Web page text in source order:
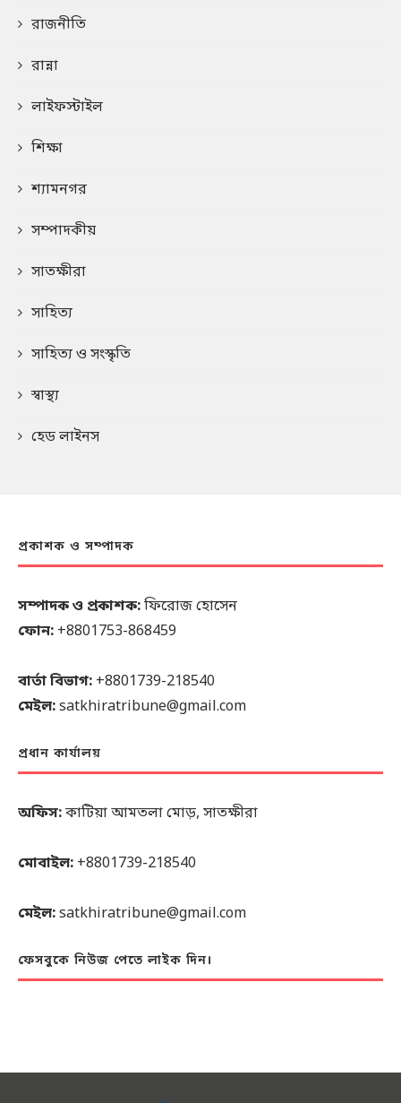
রাজনীতি
রান্না
লাইফস্টাইল
শিক্ষা
শ্যামনগর
সম্পাদকীয়
সাতক্ষীরা
সাহিত্য
সাহিত্য ও সংস্কৃতি
স্বাস্থ্য
হেড লাইনস
প্রকাশক ও সম্পাদক
সম্পাদক ও প্রকাশক:ফিরোজ হোসেন
ফোন: +8801753-868459
বার্তা বিভাগ: +8801739-218540
মেইল:satkhiratribune@gmail.com
প্রধান কার্যালয়
অফিস:কাটিয়া আমতলা মোড়, সাতক্ষীরা
মোবাইল: +8801739-218540
মেইল:satkhiratribune@gmail.com
ফেসবুকে নিউজ পেতে লাইক দিন।